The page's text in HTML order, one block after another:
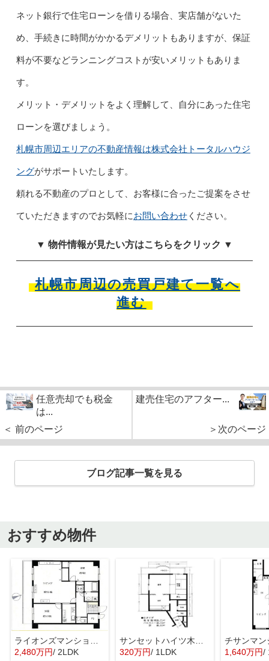
ネット銀行で住宅ローンを借りる場合、実店舗がないた
め、手続きに時間がかかるデメリットもありますが、保証
料が不要などランニングコストが安いメリットもありま
す。
メリット・デメリットをよく理解して、自分にあった住宅
ローンを選びましょう。
札幌市周辺エリアの不動産情報は株式会社トータルハウジ
ングがサポートいたします。
頼れる不動産のプロとして、お客様に合ったご提案をさせ
ていただきますのでお気軽にお問い合わせください。
▼ 物件情報が見たい方はこちらをクリック ▼
札幌市周辺の売買戸建て一覧へ
進む
任意売却でも税金
は...
＜ 前のページ
建売住宅のアフター...
＞次のページ
ブログ記事一覧を見る
おすすめ物件
2,480万円/ 2LDK
320万円/ 1LDK 1,640万円/